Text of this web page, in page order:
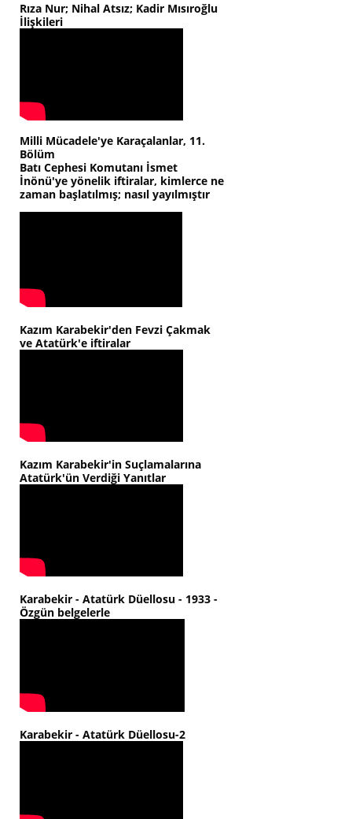
Rıza Nur; Nihal Atsız; Kadir Mısıroğlu
İlişkileri
Milli Mücadele'ye Karaçalanlar, 11.
Bölüm
Batı Cephesi Komutanı İsmet
İnönü'ye yönelik iftiralar, kimlerce ne
zaman başlatılmış; nasıl yayılmıştır
Kazım Karabekir'den Fevzi Çakmak
ve Atatürk'e iftiralar
Kazım Karabekir'in Suçlamalarına
Atatürk'ün Verdiği Yanıtlar
Karabekir - Atatürk Düellosu - 1933 -
Özgün belgelerle
Karabekir - Atatürk Düellosu-2